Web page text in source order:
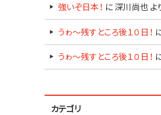
強いぞ日本！ に 深川尚也 よ
うゎ～残すところ後１０日！
うゎ～残すところ後１０日！
カテゴリ